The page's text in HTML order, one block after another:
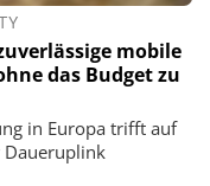
mobile
das Budget zu
in Europa trifft auf